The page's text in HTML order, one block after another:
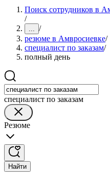
Поиск сотрудников в
/
... /
резюме в Амвросиевке/
специалист по заказам/
полный день
специалист по заказам
Резюме
Найти